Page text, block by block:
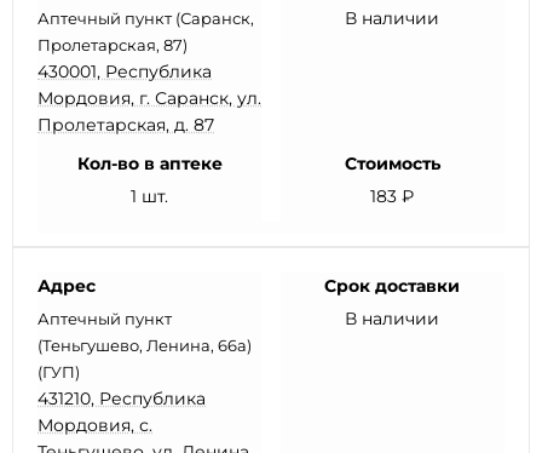
Аптечный пункт (Саранск,
Пролетарская, 87)
430001, Республика
Мордовия, г. Саранск, ул.
Пролетарская, д. 87
В наличии
Кол-во в аптеке
1 шт.
Стоимость
183 ₽
Адрес
Аптечный пункт
(Теньгушево, Ленина, 66а)
(ГУП)
431210, Республика
Мордовия, с.
Срок доставки
В наличии